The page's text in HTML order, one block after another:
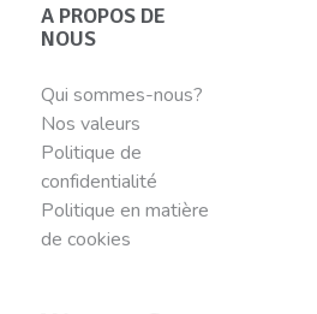
A PROPOS DE
NOUS
Qui sommes-nous?
Nos valeurs
Politique de
confidentialité
Politique en matière
de cookies